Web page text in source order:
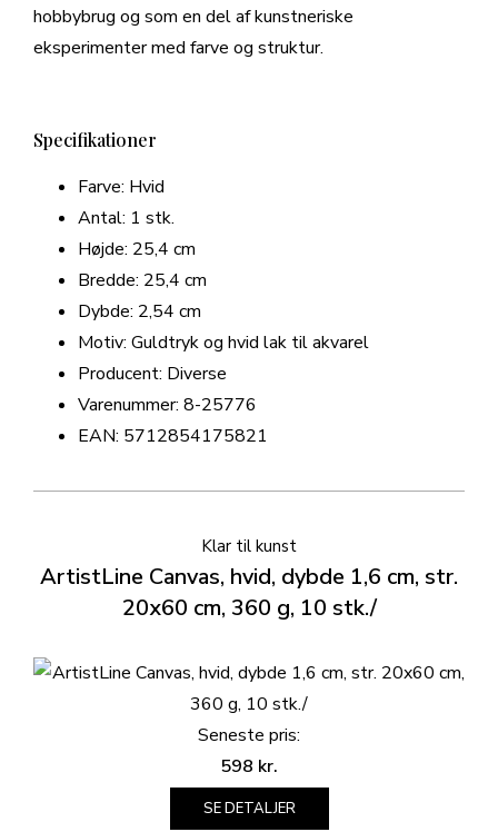
hobbybrug og som en del af kunstneriske
eksperimenter med farve og struktur.
Specifikationer
Farve: Hvid
Antal: 1 stk.
Højde: 25,4 cm
Bredde: 25,4 cm
Dybde: 2,54 cm
Motiv: Guldtryk og hvid lak til akvarel
Producent: Diverse
Varenummer: 8-25776
EAN: 5712854175821
Klar til kunst
ArtistLine Canvas, hvid, dybde 1,6 cm, str.
20x60 cm, 360 g, 10 stk./
Seneste pris:
598 kr.
SE DETALJER